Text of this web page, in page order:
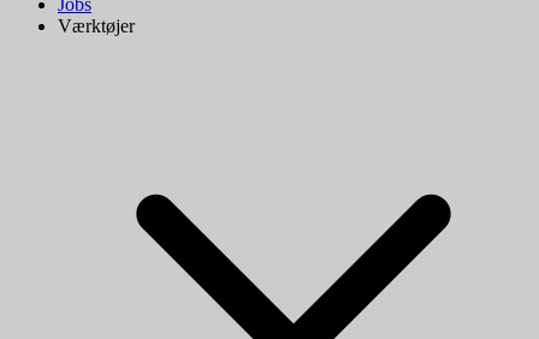
Jobs
Værktøjer